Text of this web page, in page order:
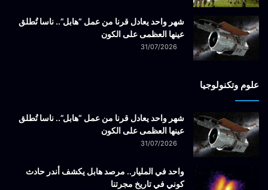
شهر واحد يعادل قرنا من عمل “هابل”.. ناسا تُطلق
عينها العظمى على الكون
31/07/2026
علوم وتكنولوجيا
شهر واحد يعادل قرنا من عمل “هابل”.. ناسا تُطلق
عينها العظمى على الكون
31/07/2026
واحد في المليار.. مرصد هابل يكشف أندر حادث
كوني في تاريخ مجرتنا